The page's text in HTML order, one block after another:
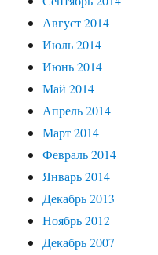
Август 2014
Июль 2014
Июнь 2014
Май 2014
Апрель 2014
Март 2014
Февраль 2014
Январь 2014
Декабрь 2013
Ноябрь 2012
Декабрь 2007